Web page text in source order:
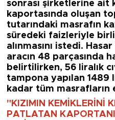
sonrası şirketlerine ait
kaportasında oluşan
tutarındaki masrafın
süredeki faizleriyle
alınmasını istedi.
aracın 48 parçasında
belirtilirken, 56 liralık
tampona yapılan 1489
kadar tüm masrafların
"KIZIMIN KEMİKLERİNİ
PATLATAN